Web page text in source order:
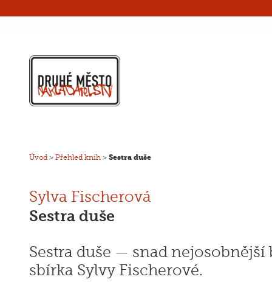
Úvod > Přehled knih > Sestra duše
Sylva Fischerová
Sestra duše
Sestra duše — snad nejosobnější
sbírka Sylvy Fischerové.